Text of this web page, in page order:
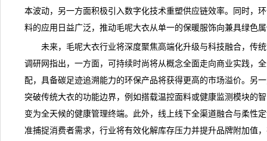
本波动，另一方面积极引入数字化技术重塑供应链效率。同时，
料的应用日益广泛，推动毛呢大衣从单一的保暖服饰向兼具绿色
未来，毛呢大衣行业将深度聚焦高端化升级与科技融合，传统
调研网 指出，一方面，可持续时尚将从概念全面走向商业实践，
配，具备碳足迹追溯能力的环保产品将获得更高的市场溢价。另
突破传统大衣的功能边界，例如搭载温控面料或健康监测模块的
变为全天候的健康管理终端。此外，线上线下全渠道融合与柔性
准捕捉消费者需求，行业将有效化解库存压力并提升品牌附加值